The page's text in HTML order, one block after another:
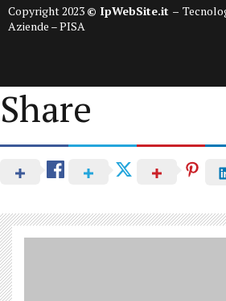
Copyright 2023 © IpWebSite.it –
Aziende – PISA
Share